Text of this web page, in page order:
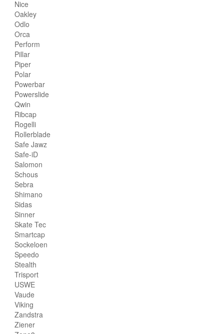
Nice
Oakley
Odlo
Orca
Perform
Pillar
Piper
Polar
Powerbar
Powerslide
Qwin
Ribcap
Rogelli
Rollerblade
Safe Jawz
Safe-iD
Salomon
Schous
Sebra
Shimano
Sidas
Sinner
Skate Tec
Smartcap
Sockeloen
Speedo
Stealth
Trisport
USWE
Vaude
Viking
Zandstra
Ziener